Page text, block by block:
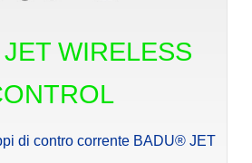
WIRELESS
di contro corrente BADU® JET